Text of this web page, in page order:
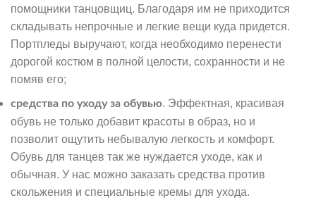
помощники танцовщиц. Благодаря им не приходится
складывать непрочные и легкие вещи куда придется.
Портпледы выручают, когда необходимо перенести
дорогой костюм в полной целости, сохранности и не
помяв его;
средства по уходу за обувью. Эффектная, красивая
обувь не только добавит красоты в образ, но и
позволит ощутить небывалую легкость и комфорт.
Обувь для танцев так же нуждается уходе, как и
обычная. У нас можно заказать средства против
скольжения и специальные кремы для ухода.